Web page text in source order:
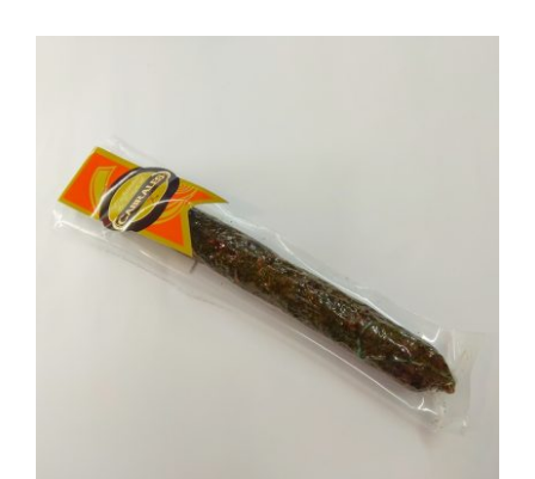
AÑADIR AL CARRITO